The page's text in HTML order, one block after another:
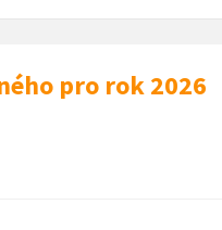
pro rok 2026